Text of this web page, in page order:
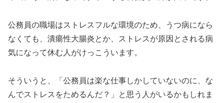
公務員の職場はストレスフルな環境のため、うつ病になら
なくても、潰瘍性大腸炎とか、ストレスが原因とされる病
気になって休む人がけっこういます。
そういうと、「公務員は楽な仕事しかしていないのに、な
んでストレスをためるんだ？」と思う人がいるかもしれま